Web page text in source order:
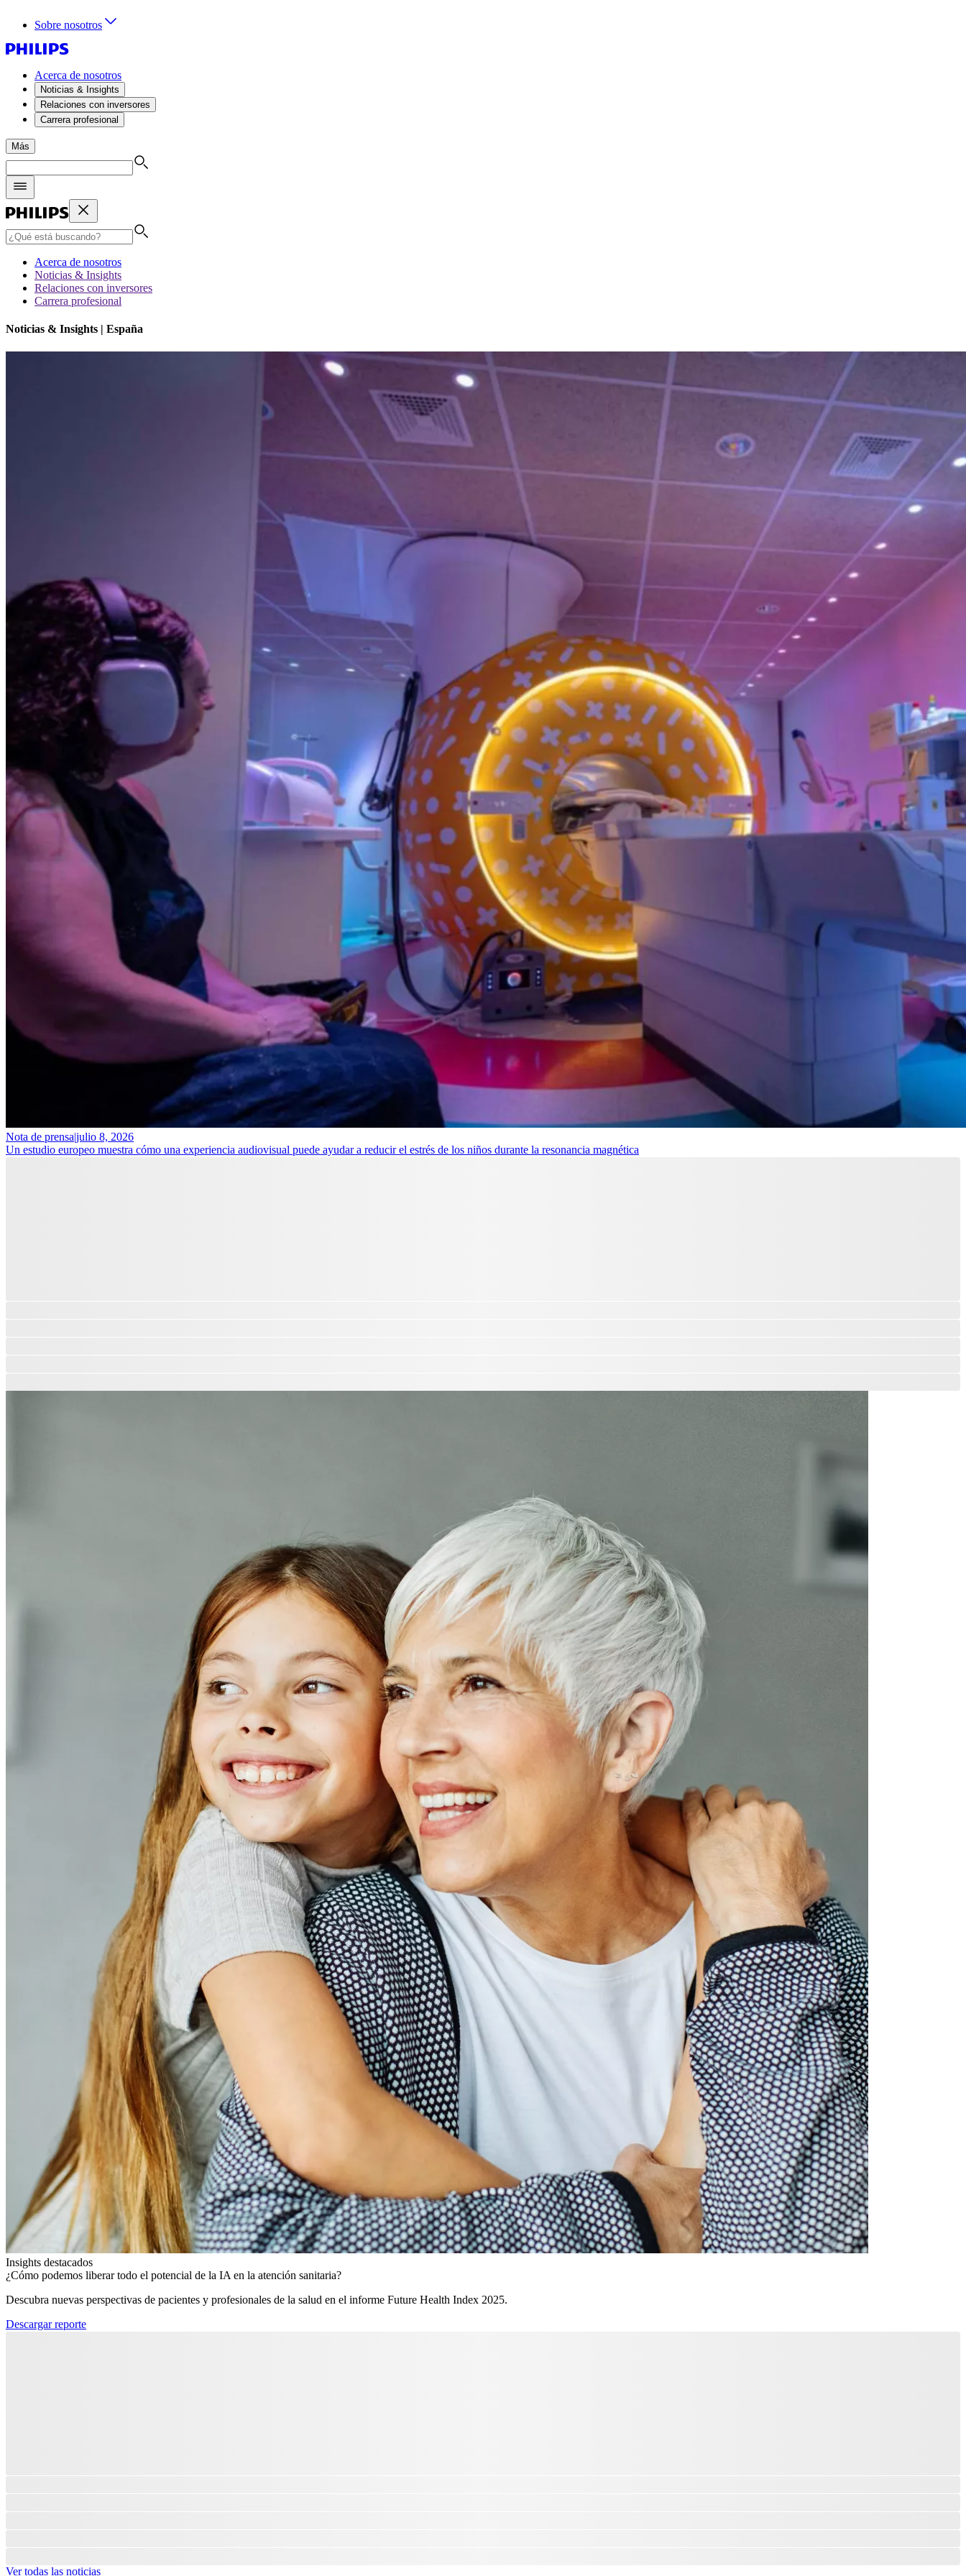
Sobre nosotros
Acerca de nosotros
Noticias & Insights
Relaciones con inversores
Carrera profesional
Más
Acerca de nosotros
Noticias & Insights
Relaciones con inversores
Carrera profesional
Noticias & Insights | España
Nota de prensa|julio 8, 2026
Un estudio europeo muestra cómo una experiencia audiovisual puede ayudar a reducir el estrés de los niños durante la resonancia magnética
Insights destacados
¿Cómo podemos liberar todo el potencial de la IA en la atención sanitaria?​
Descubra nuevas perspectivas de pacientes y profesionales de la salud en el informe Future Health Index 2025.​
Descargar reporte
Ver todas las noticias